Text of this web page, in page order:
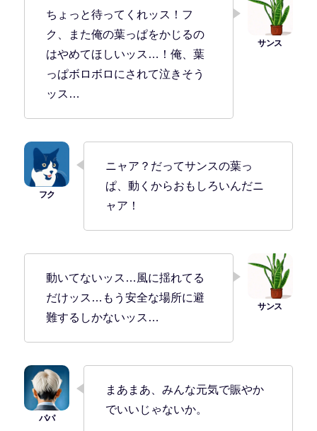
ちょっと待ってくれッス！フ
ク、また俺の葉っぱをかじるの
はやめてほしいッス…！俺、葉
っぱボロボロにされて泣きそう
ッス…
ニャア？だってサンスの葉っ
ぱ、動くからおもしろいんだニ
ャア！
動いてないッス…風に揺れてる
だけッス…もう安全な場所に避
難するしかないッス…
まあまあ、みんな元気で賑やか
でいいじゃないか。